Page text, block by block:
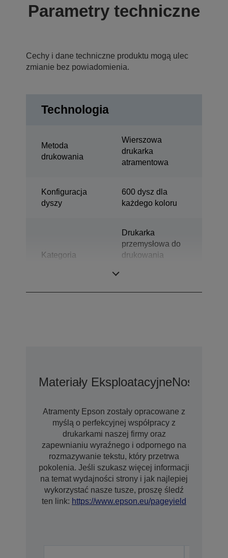
Parametry techniczne
Cechy i dane techniczne produktu mogą ulec
zmianie bez powiadomienia.
Technologia
Metoda
drukowania
Wierszowa
drukarka
atramentowa
Konfiguracja
dyszy
600 dysz dla
każdego koloru
Kategoria
Drukarka
przemysłowa do
drukowania
Materiały EksploatacyjneNośniki
Atramenty Epson zostały opracowane z
myślą o perfekcyjnej współpracy z
drukarkami naszej firmy oraz
zapewnianiu wyraźnego i odpornego na
rozmazywanie tekstu, który przetrwa
pokolenia. Jeśli szukasz więcej informacji
na temat wydajności strony i jak najlepiej
wykorzystać nasze tusze, proszę śledź
ten link: https://www.epson.eu/pageyield